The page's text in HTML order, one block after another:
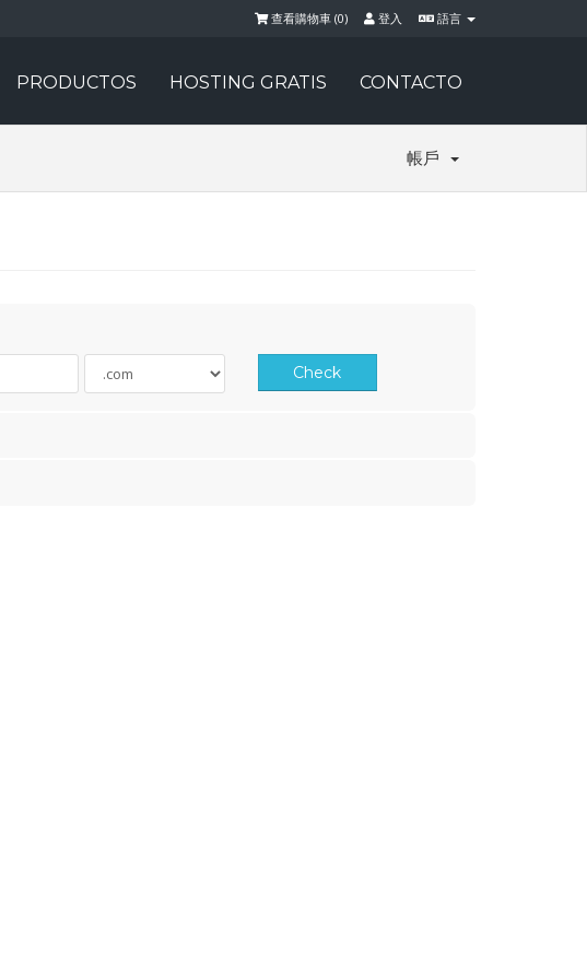
語言
登入
查看購物車 (0)
PRODUCTOS HOSTING GRATIS CONTACTO
帳戶
Check